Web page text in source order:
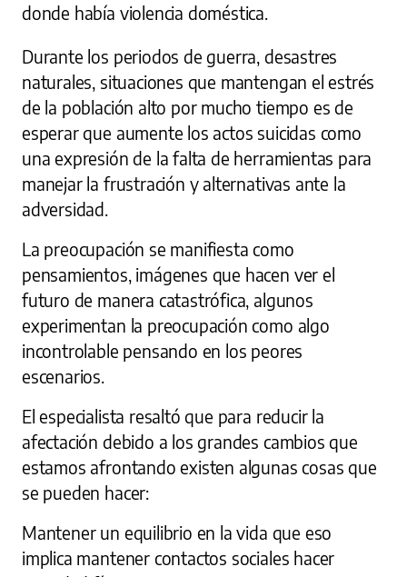
donde había violencia doméstica.
Durante los periodos de guerra, desastres
naturales, situaciones que mantengan el estrés
de la población alto por mucho tiempo es de
esperar que aumente los actos suicidas como
una expresión de la falta de herramientas para
manejar la frustración y alternativas ante la
adversidad.
La preocupación se manifiesta como
pensamientos, imágenes que hacen ver el
futuro de manera catastrófica, algunos
experimentan la preocupación como algo
incontrolable pensando en los peores
escenarios.
El especialista resaltó que para reducir la
afectación debido a los grandes cambios que
estamos afrontando existen algunas cosas que
se pueden hacer:
Mantener un equilibrio en la vida que eso
implica mantener contactos sociales hacer